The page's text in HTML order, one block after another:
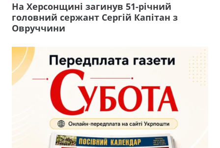
На Херсонщині загинув 51-річний
головний сержант Сергій Капітан з
Овруччини